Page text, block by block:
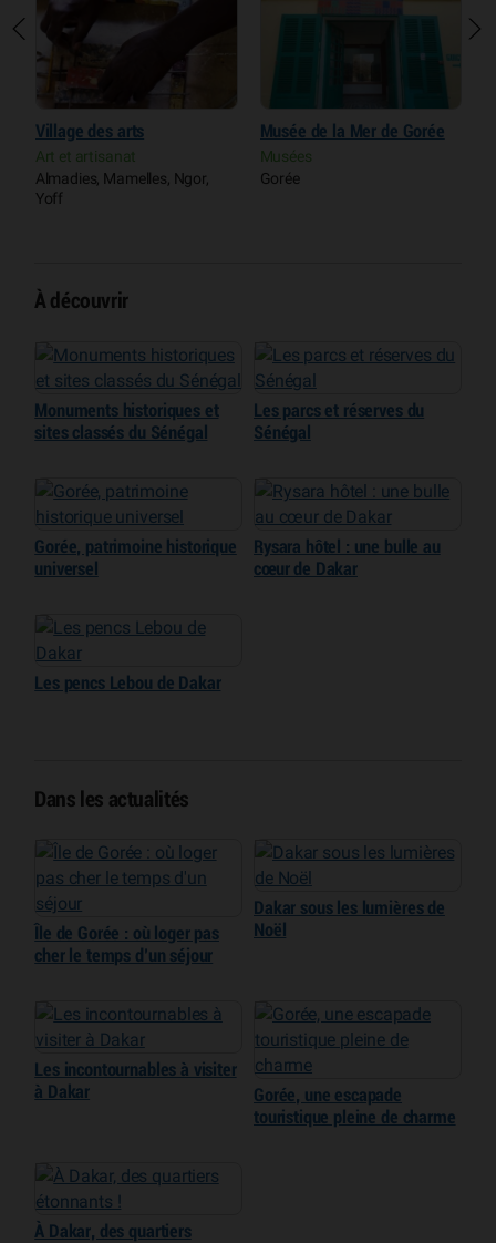
Village des arts
Art et artisanat
Almadies, Mamelles, Ngor,
Yoff
Musée de la Mer de Gorée
Musées
Gorée
À découvrir
Monuments historiques et
sites classés du Sénégal
Les parcs et réserves du
Sénégal
Gorée, patrimoine historique
universel
Rysara hôtel : une bulle au
cœur de Dakar
Les pencs Lebou de Dakar
Dans les actualités
Île de Gorée : où loger pas
cher le temps d’un séjour
Dakar sous les lumières de
Noël
Les incontournables à visiter
à Dakar
Gorée, une escapade
touristique pleine de charme
À Dakar, des quartiers